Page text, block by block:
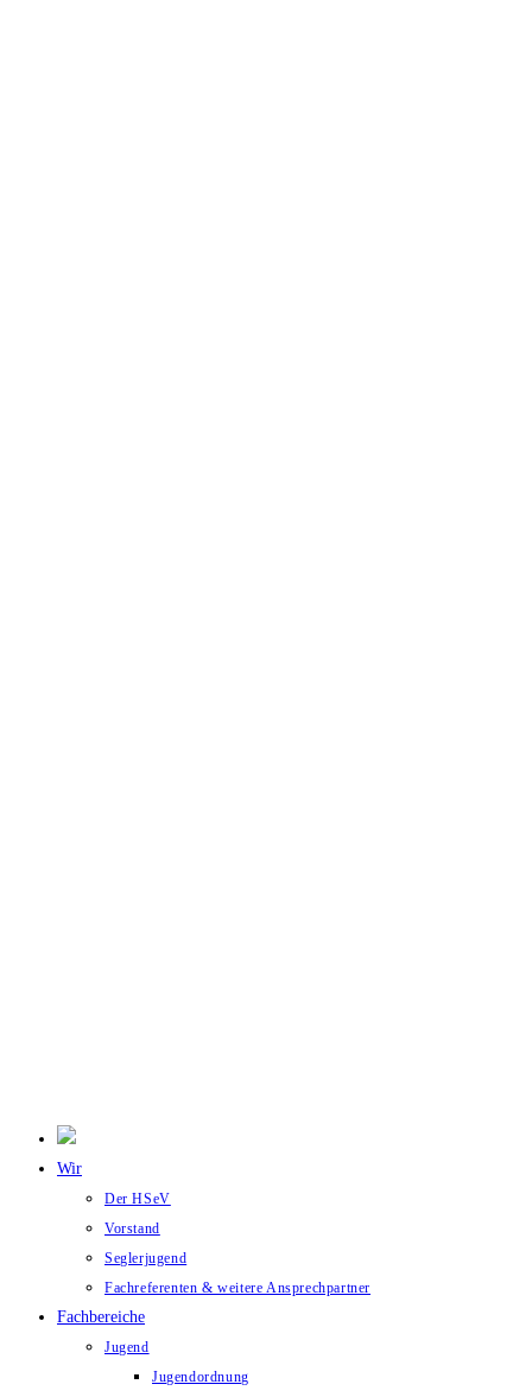
Wir
Der HSeV
Vorstand
Seglerjugend
Fachreferenten & weitere Ansprechpartner
Fachbereiche
Jugend
Jugendordnung